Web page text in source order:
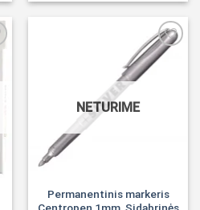
NETURIME
Permanentinis markeris